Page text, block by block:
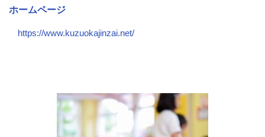
ホームページ
https://www.kuzuokajinzai.net/